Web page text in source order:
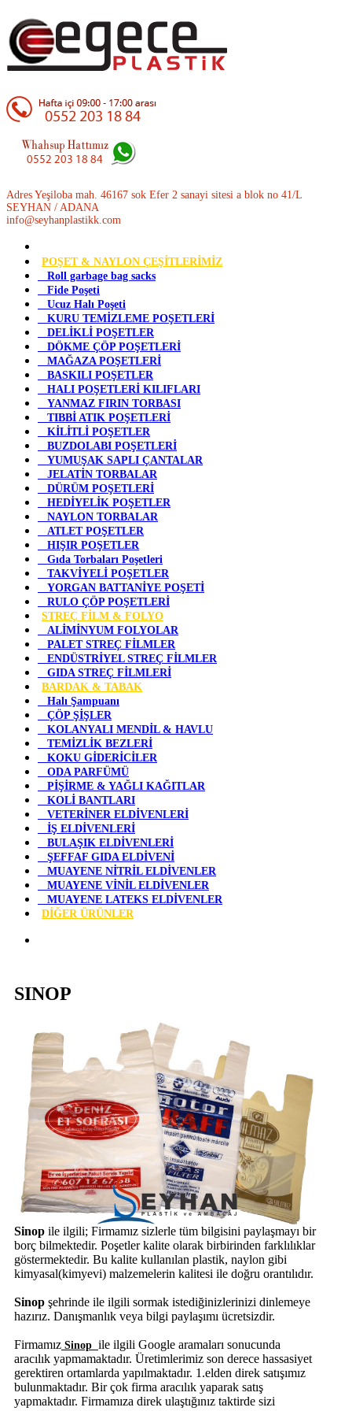
Adres Yeşiloba mah. 46167 sok Efer 2 sanayi sitesi a blok no 41/L
SEYHAN / ADANA
info@seyhanplastikk.com
POŞET & NAYLON ÇEŞİTLERİMİZ
Roll garbage bag sacks
Fide Poşeti
Ucuz Halı Poşeti
KURU TEMİZLEME POŞETLERİ
DELİKLİ POŞETLER
DÖKME ÇÖP POŞETLERİ
MAĞAZA POŞETLERİ
BASKILI POŞETLER
HALI POŞETLERİ KILIFLARI
YANMAZ FIRIN TORBASI
TIBBİ ATIK POŞETLERİ
KİLİTLİ POŞETLER
BUZDOLABI POŞETLERİ
YUMUŞAK SAPLI ÇANTALAR
JELATİN TORBALAR
DÜRÜM POŞETLERİ
HEDİYELİK POŞETLER
NAYLON TORBALAR
ATLET POŞETLER
HIŞIR POŞETLER
Gıda Torbaları Poşetleri
TAKVİYELİ POŞETLER
YORGAN BATTANİYE POŞETİ
RULO ÇÖP POŞETLERİ
STREÇ FİLM & FOLYO
ALİMİNYUM FOLYOLAR
PALET STREÇ FİLMLER
ENDÜSTRİYEL STREÇ FİLMLER
GIDA STREÇ FİLMLERİ
BARDAK & TABAK
Halı Şampuanı
ÇÖP ŞİŞLER
KOLANYALI MENDİL & HAVLU
TEMİZLİK BEZLERİ
KOKU GİDERİCİLER
ODA PARFÜMÜ
PİŞİRME & YAĞLI KAĞITLAR
KOLİ BANTLARI
VETERİNER ELDİVENLERİ
İŞ ELDİVENLERİ
BULAŞIK ELDİVENLERİ
ŞEFFAF GIDA ELDİVENİ
MUAYENE NİTRİL ELDİVENLER
MUAYENE VİNİL ELDİVENLER
MUAYENE LATEKS ELDİVENLER
DİĞER ÜRÜNLER
SINOP
Sinop ile ilgili; Firmamız sizlerle tüm bilgisini paylaşmayı bir
borç bilmektedir. Poşetler kalite olarak birbirinden farklılıklar
göstermektedir. Bu kalite kullanılan plastik, naylon gibi
kimyasal(kimyevi) malzemelerin kalitesi ile doğru orantılıdır.
Sinop şehrinde ile ilgili sormak istediğinizlerinizi dinlemeye
hazırız. Danışmanlık veya bilgi paylaşımı ücretsizdir.
Firmamız Sinop ile ilgili Google aramaları sonucunda
aracılık yapmamaktadır. Üretimlerimiz son derece hassasiyet
gerektiren ortamlarda yapılmaktadır. 1.elden direk satışımız
bulunmaktadır. Bir çok firma aracılık yaparak satış
yapmaktadır. Firmamıza direk ulaştığınız taktirde sizi